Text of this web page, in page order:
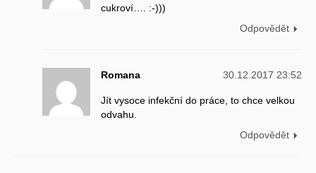
cukroví…. :-)))
Odpovědět
Romana 30.12.2017 23:52
Jít vysoce infekční do práce, to chce velkou
odvahu.
Odpovědět